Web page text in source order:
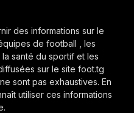
des informations sur le
de football , les
santé du sportif et les
sur le site foot.tg
sont pas exhaustives. En
utiliser ces informations